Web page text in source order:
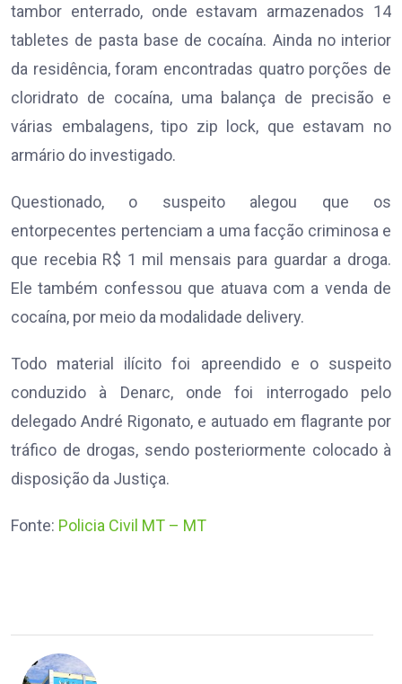
tambor enterrado, onde estavam armazenados 14
tabletes de pasta base de cocaína. Ainda no interior
da residência, foram encontradas quatro porções de
cloridrato de cocaína, uma balança de precisão e
várias embalagens, tipo zip lock, que estavam no
armário do investigado.
Questionado, o suspeito alegou que os
entorpecentes pertenciam a uma facção criminosa e
que recebia R$ 1 mil mensais para guardar a droga.
Ele também confessou que atuava com a venda de
cocaína, por meio da modalidade delivery.
Todo material ilícito foi apreendido e o suspeito
conduzido à Denarc, onde foi interrogado pelo
delegado André Rigonato, e autuado em flagrante por
tráfico de drogas, sendo posteriormente colocado à
disposição da Justiça.
Fonte: Policia Civil MT – MT